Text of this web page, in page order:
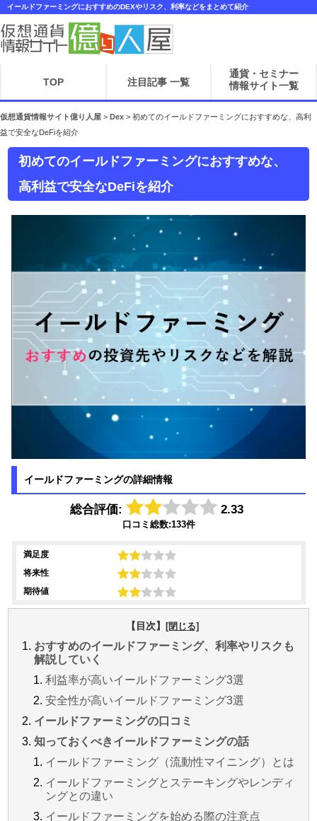
イールドファーミングにおすすめのDEXやリスク、利率などをまとめて紹介
TOP 注目記事 一覧
通貨・セミナー
情報サイト一覧
仮想通貨情報サイト億り人屋 > Dex > 初めてのイールドファーミングにおすすめな、高利
益で安全なDeFiを紹介
初めてのイールドファーミングにおすすめな、
高利益で安全なDeFiを紹介
イールドファーミングの詳細情報
総合評価: 2.33
口コミ総数:133件
満足度
将来性
期待値
【目次】
おすすめのイールドファーミング、利率やリスクも
解説していく
利益率が高いイールドファーミング3選
安全性が高いイールドファーミング3選
イールドファーミングの口コミ
知っておくべきイールドファーミングの話
イールドファーミング（流動性マイニング）とは
イールドファーミングとステーキングやレンディ
ングとの違い
イールドファーミングを始める際の注意点